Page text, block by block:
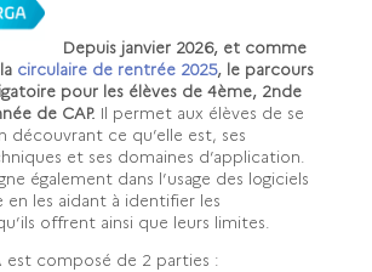
Depuis janvier 2026, et comme
circulaire de rentrée 2025, le parcours
pour les élèves de 4ème, 2nde
de CAP. Il permet aux élèves de se
découvrant ce qu’elle est, ses
et ses domaines d’application.
également dans l’usage des logiciels
en les aidant à identifier les
offrent ainsi que leurs limites.
est composé de 2 parties :